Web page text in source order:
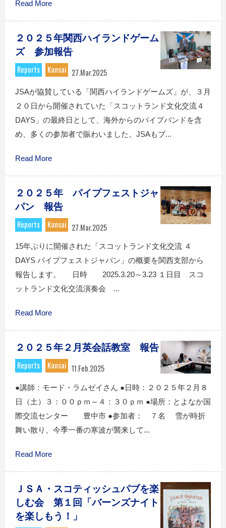
Read More
２０２５年関西ハイランドゲーム
ズ 参加報告
Reports
Kansai 27.Mar.2025
JSAが協賛している「関西ハイランドゲームズ」が、３月
２０日から開催されていた「スコットランド文化交流４
DAYS」の最終日として、海外からのパイプバンドを含
め、多くの参加者で賑わいました。JSAもブ...
Read More
２０２５年 パイプフェストジャ
パン 報告
Reports
Kansai 27.Mar.2025
15年ぶりに開催された「スコットランド文化交流 ４
DAYS パイプフェストジャパン」の概要を関西支部から
報告します。 日時 2025.3.20～3.23 １日目 スコ
ットランド文化交流演奏会 ...
Read More
２０２５年２月英会話教室 報告
Reports
Kansai 11.Feb.2025
●講師：モード・ラムゼイさん ●日時：２０２５年２月８
日（土）３：００ｐｍ～４：３０ｐｍ ●場所：とよなか国
際交流センター 豊中市 ●参加者： ７名 雪が時折
舞い散り、今季一番の寒波が襲来して...
Read More
ＪＳＡ・スコティッシュパブを楽
しむ会 第１回「バーンズナイト
を楽しもう！」